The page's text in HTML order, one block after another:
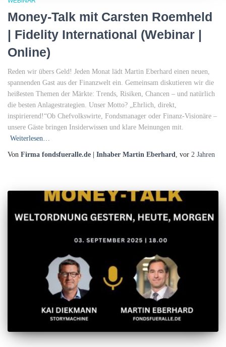
Money-Talk mit Carsten Roemheld
| Fidelity International (Webinar |
Online)
Reden wir übers Geld! Jeden Monat lädt Martin Eberhard einen neuen,
spannenden Gast aus der Finanzwelt ein. Gemeinsam diskutieren wir die
heißesten Themen der Märkte: Trends, Risiken, Chancen – und natürlich
die besten Anlagestrategien. Unser Motto? „Ehrlich, direkt,
inspirierend!“Ob Chefvolkswirte, Fondsmanager oder Finanz-Visionäre –
unsere Gäste bringen Insiderwissen und klare Meinungen mit.
Weiterlesen…
Von Firma fondsfueralle.de | Inhaber Martin Eberhard, vor 2 Jahren